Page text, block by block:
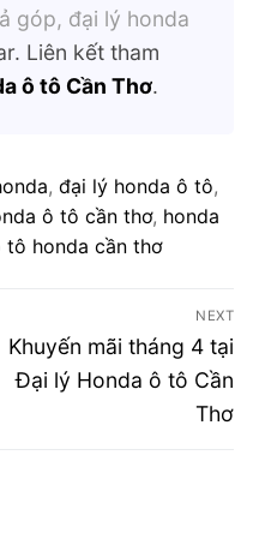
góp, đại lý honda
Liên kết tham
ô tô Cần Thơ.
, đại lý honda ô tô,
ô tô cần thơ, honda
tô honda cần thơ
NEXT
Next
post:
Khuyến mãi tháng 4 tại
Đại lý Honda ô tô Cần
Thơ